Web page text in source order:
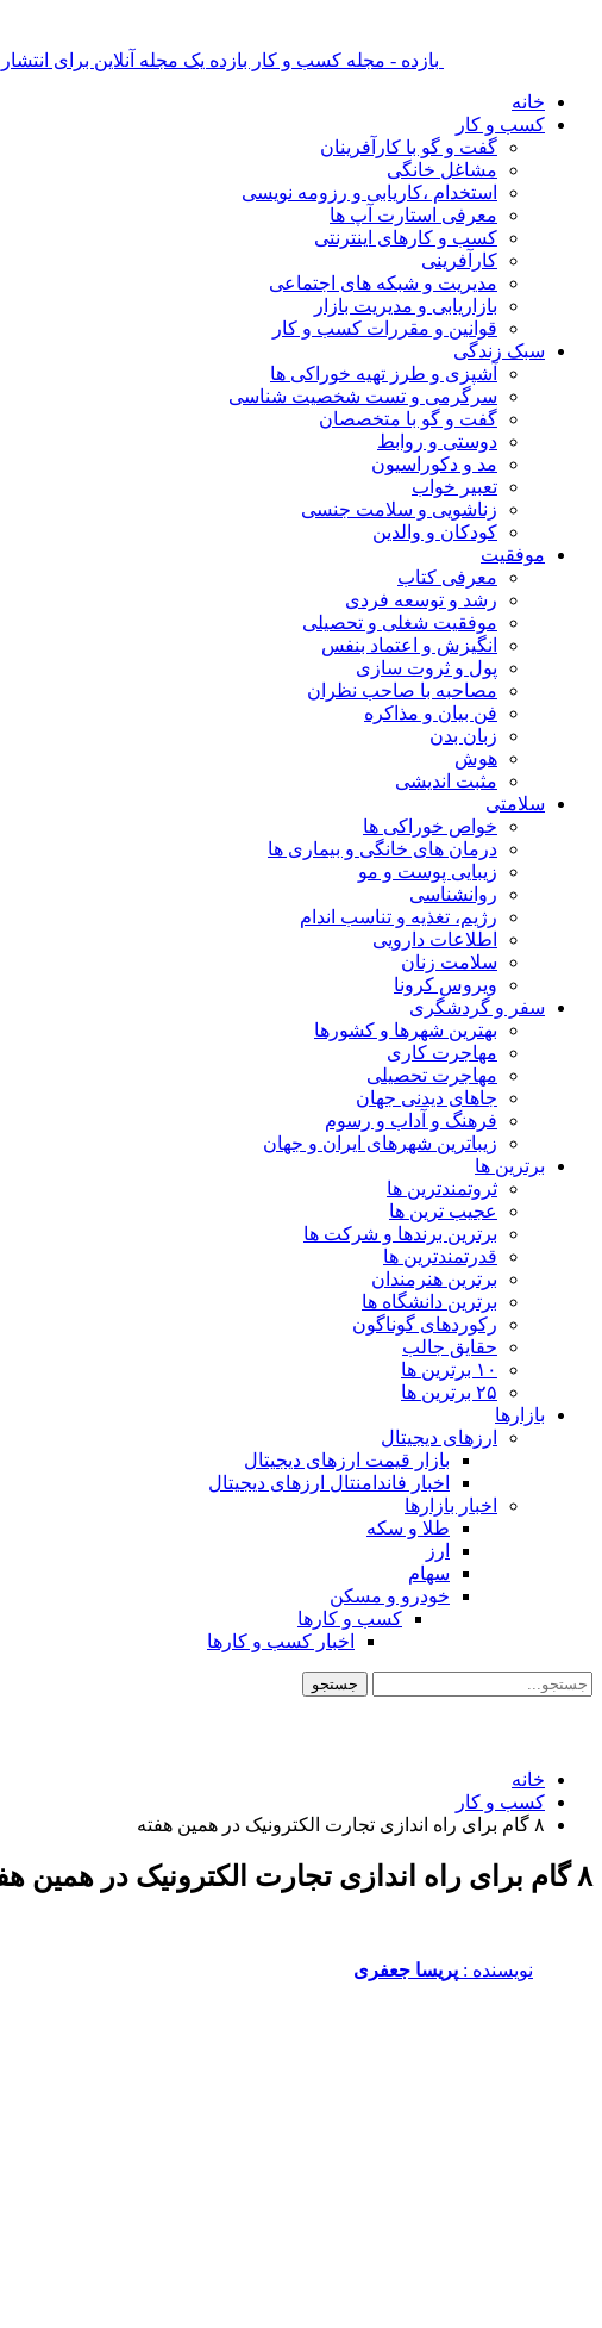
بازده - مجله کسب و کار بازده یک مجله آنلاین برای
خانه
کسب و کار
گفت و گو با کارآفرینان
مشاغل خانگی
استخدام ،کاریابی و رزومه نویسی
معرفی استارت آپ ها
کسب و کارهای اینترنتی
کارآفرینی
مدیریت و شبکه های اجتماعی
بازاریابی و مدیریت بازار
قوانین و مقررات کسب و کار
سبک زندگی
آشپزی و طرز تهیه خوراکی ها
سرگرمی و تست شخصیت شناسی
گفت و گو با متخصصان
دوستی و روابط
مد و دکوراسیون
تعبیر خواب
زناشویی و سلامت جنسی
کودکان و والدین
موفقیت
معرفی کتاب
رشد و توسعه فردی
موفقیت شغلی و تحصیلی
انگیزش و اعتماد بنفس
پول و ثروت سازی
مصاحبه با صاحب نظران
فن بیان و مذاکره
زبان بدن
هوش
مثبت اندیشی
سلامتی
خواص خوراکی ها
درمان های خانگی و بیماری ها
زیبایی پوست و مو
روانشناسی
رژیم، تغذیه و تناسب اندام
اطلاعات دارویی
سلامت زنان
ویروس کرونا
سفر و گردشگری
بهترین شهرها و کشورها
مهاجرت کاری
مهاجرت تحصیلی
جاهای دیدنی جهان
فرهنگ و آداب و رسوم
زیباترین شهرهای ایران و جهان
برترین ها
ثروتمندترین ها
عجیب ترین ها
برترین برندها و شرکت ها
قدرتمندترین ها
برترین هنرمندان
برترین دانشگاه ها
رکوردهای گوناگون
حقایق جالب
۱۰ برترین ها
۲۵ برترین ها
بازارها
ارزهای دیجیتال
بازار قیمت ارزهای دیجیتال
اخبار فاندامنتال ارزهای دیجیتال
اخبار بازارها
طلا و سکه
ارز
سهام
خودرو و مسکن
کسب و کارها
اخبار کسب و کارها
خانه
کسب و کار
۸ گام برای راه اندازی تجارت الکترونیک در همین هفته
۸ گام برای راه اندازی تجارت الکترونیک در همین هفته
نویسنده :‌ پریسا جعفری